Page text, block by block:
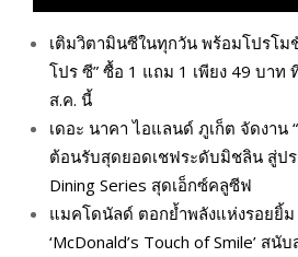
เติมวิตามินซีในทุกวัน พร้อมโปรโม
โปร ซี” ซื้อ 1 แถม 1 เพียง 49 บาท
ส.ค. นี้
เดอะ นาคา ไอแลนด์ ภูเก็ต จัดงาน
ต้อนรับสุดยอดเชฟระดับมิชลิน สู่ป
Dining Series สุดเอ็กซ์คลูซีฟ
แมคโดนัลด์ ตอกย้ำพลังแห่งรอยยิ้
‘McDonald’s Touch of Smile’ ส